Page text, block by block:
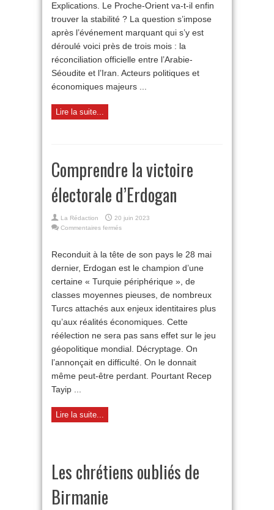
Explications. Le Proche-Orient va-t-il enfin
trouver la stabilité ? La question s’impose
après l’événement marquant qui s’y est
déroulé voici près de trois mois : la
réconciliation officielle entre l’Arabie-
Séoudite et l’Iran. Acteurs politiques et
économiques majeurs ...
Lire la suite...
Comprendre la victoire
électorale d’Erdogan
La Rédaction
20 juin 2023
Commentaires fermés
victoire
électorale
Reconduit à la tête de son pays le 28 mai
dernier, Erdogan est le champion d’une
certaine « Turquie périphérique », de
classes moyennes pieuses, de nombreux
Turcs attachés aux enjeux identitaires plus
qu’aux réalités économiques. Cette
réélection ne sera pas sans effet sur le jeu
géopolitique mondial. Décryptage. On
l’annonçait en difficulté. On le donnait
même peut-être perdant. Pourtant Recep
Tayip ...
Lire la suite...
Les chrétiens oubliés de
Birmanie